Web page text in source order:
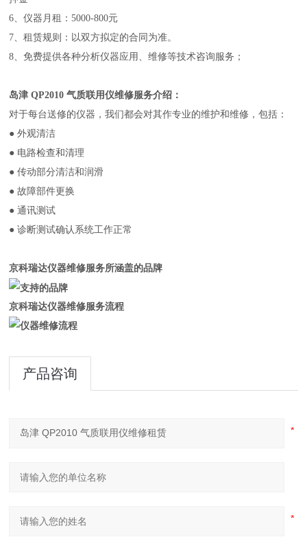
6、仪器月租：5000-800元
7、租赁规则：以双方拟定的合同为准。
8、免费提供各种分析仪器应用、维修等技术咨询服务；
岛津 QP2010 气质联用仪维修服务介绍：
对于每台送修的仪器，我们都会对其作专业的维护和维修，包括：
● 外观清洁
● 电路检查和清理
● 传动部分清洁和润滑
● 故障部件更换
● 通讯测试
● 诊断测试确认系统工作正常
京科瑞达仪器维修服务所涵盖的品牌
京科瑞达仪器维修服务流程
产品咨询